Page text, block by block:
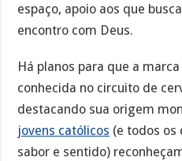
espaço, apoio aos que
encontro com Deus.
Há planos para que a
conhecida no circuito de
destacando sua origem
jovens católicos (e todos os
sabor e sentido)